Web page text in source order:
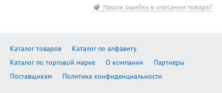
Нашли ошибку в описании товара?
Каталог товаров
Каталог по алфавиту
Каталог по торговой марке
О компании
Партнеры
Поставщикам
Политика конфиденциальности